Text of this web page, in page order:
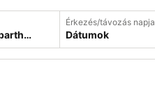
Érkezés/távozás napja
Dátumok